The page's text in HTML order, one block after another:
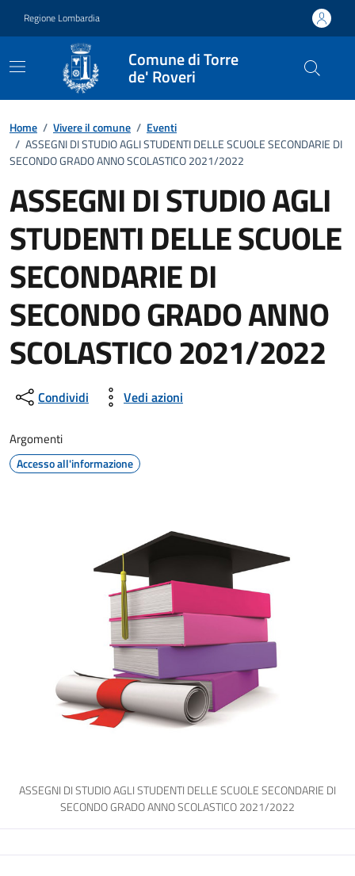
Regione Lombardia
Comune di Torre
de' Roveri
Home / Vivere il comune / Eventi
/ ASSEGNI DI STUDIO AGLI STUDENTI DELLE SCUOLE SECONDARIE DI
SECONDO GRADO ANNO SCOLASTICO 2021/2022
ASSEGNI DI STUDIO AGLI
STUDENTI DELLE SCUOLE
SECONDARIE DI
SECONDO GRADO ANNO
SCOLASTICO 2021/2022
Dettagli della notizia
Condividi Vedi azioni
Argomenti
Accesso all'informazione
ASSEGNI DI STUDIO AGLI STUDENTI DELLE SCUOLE SECONDARIE DI
SECONDO GRADO ANNO SCOLASTICO 2021/2022